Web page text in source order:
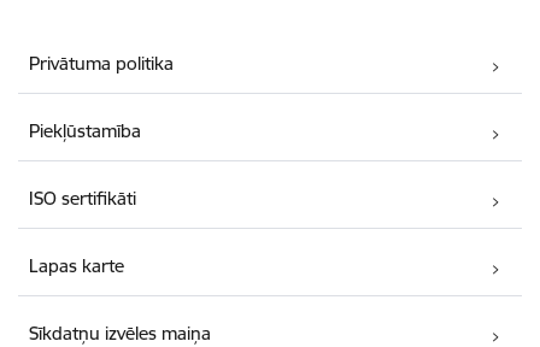
Privātuma politika
Piekļūstamība
ISO sertifikāti
Lapas karte
Sīkdatņu izvēles maiņa